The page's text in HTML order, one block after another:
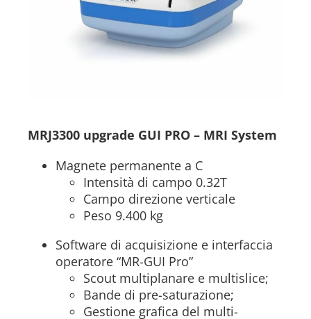
MRJ3300 upgrade GUI PRO – MRI System
Magnete permanente a C
Intensità di campo 0.32T
Campo direzione verticale
Peso 9.400 kg
Software di acquisizione e interfaccia
operatore “MR-GUI Pro”
Scout multiplanare e multislice;
Bande di pre-saturazione;
Gestione grafica del multi-